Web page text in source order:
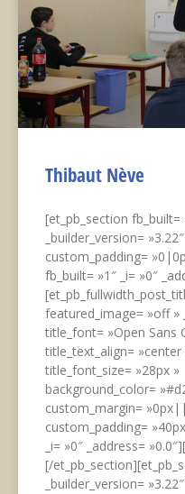
Thibaut Nève
[et_pb_section
_builder_version= »3.22″
custom_padding=
fb_built= »1″ _i= »0″
featured_image= »off »
title_font= »Open
title_text_align=
title_font_size= »28px »
background_color=
custom_margin=
custom_padding=
_i= »0″ _address=
[/
_builder_version= »3.22″